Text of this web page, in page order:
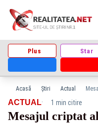
Plus Star
Acasă Știri Actual
ACTUAL· 1 min citire
Mesajul criptat